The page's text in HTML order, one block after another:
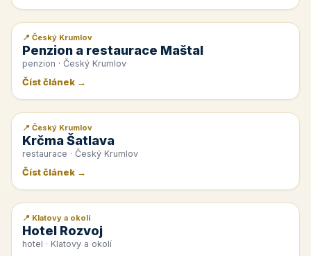
📰 PR článek
📍 Český Krumlov
Penzion a restaurace Maštal
penzion · Český Krumlov
Číst článek →
📰 PR článek
📍 Český Krumlov
Krčma Šatlava
restaurace · Český Krumlov
Číst článek →
📰 PR článek
📍 Klatovy a okolí
Hotel Rozvoj
hotel · Klatovy a okolí